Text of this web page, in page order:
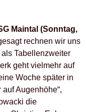
Maintal (Sonntag,
rechnen wir uns
Tabellenzweiter
geht vielmehr auf
Woche später in
Augenhöhe“,
die